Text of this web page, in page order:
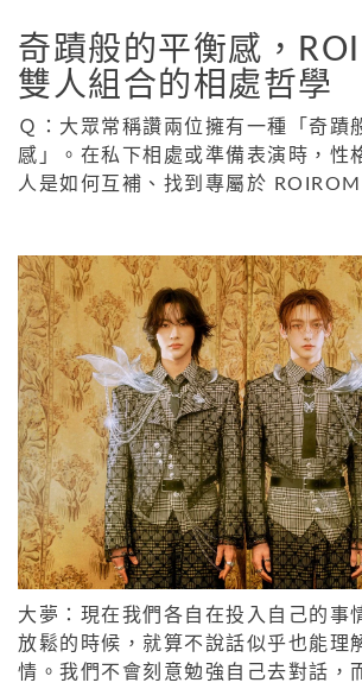
奇蹟般的平衡感，
雙人組合的相處哲學
Ｑ：大眾常稱讚兩位擁有一種「奇蹟
感」。在私下相處或準備表演時，性
人是如何互補、找到專屬於 ROIROM
大夢：現在我們各自在投入自己的事
放鬆的時候，就算不說話似乎也能理
情。我們不會刻意勉強自己去對話，